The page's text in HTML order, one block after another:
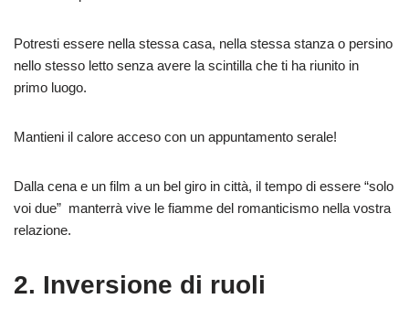
Potresti essere nella stessa casa, nella stessa stanza o persino
nello stesso letto senza avere la scintilla che ti ha riunito in
primo luogo.
Mantieni il calore acceso con un appuntamento serale!
Dalla cena e un film a un bel giro in città, il tempo di essere “solo
voi due” manterrà vive le fiamme del romanticismo nella vostra
relazione.
2. Inversione di ruoli